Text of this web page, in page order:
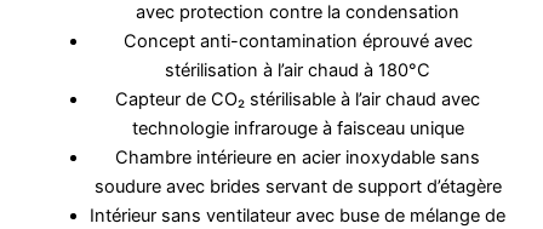
avec protection contre la condensation
Concept anti-contamination éprouvé avec
stérilisation à l’air chaud à 180°C
Capteur de CO₂ stérilisable à l’air chaud avec
technologie infrarouge à faisceau unique
Chambre intérieure en acier inoxydable sans
soudure avec brides servant de support d’étagère
Intérieur sans ventilateur avec buse de mélange de